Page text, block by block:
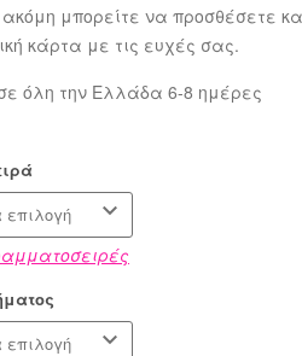
ακόμη μπορείτε να προσθέσετε
κάρτα με τις ευχές σας.
όλη την Ελλάδα 6-8 ημέρες
επιλογή
επιλογή